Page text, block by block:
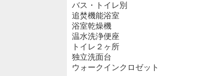
バス・トイレ別
追焚機能浴室
浴室乾燥機
温水洗浄便座
トイレ２ヶ所
独立洗面台
ウォークインクロゼット